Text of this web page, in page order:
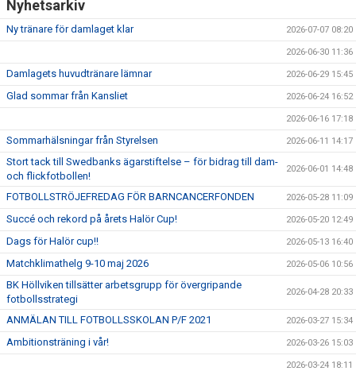
Nyhetsarkiv
Ny tränare för damlaget klar 2026-07-07 08:20
2026-06-30 11:36
Damlagets huvudtränare lämnar 2026-06-29 15:45
Glad sommar från Kansliet 2026-06-24 16:52
2026-06-16 17:18
Sommarhälsningar från Styrelsen 2026-06-11 14:17
Stort tack till Swedbanks ägarstiftelse – för bidrag till dam-
och flickfotbollen!
2026-06-01 14:48
FOTBOLLSTRÖJEFREDAG FÖR BARNCANCERFONDEN 2026-05-28 11:09
Succé och rekord på årets Halör Cup! 2026-05-20 12:49
Dags för Halör cup!! 2026-05-13 16:40
Matchklimathelg 9-10 maj 2026 2026-05-06 10:56
BK Höllviken tillsätter arbetsgrupp för övergripande
fotbollsstrategi
2026-04-28 20:33
ANMÄLAN TILL FOTBOLLSSKOLAN P/F 2021 2026-03-27 15:34
Ambitionsträning i vår! 2026-03-26 15:03
2026-03-24 18:11